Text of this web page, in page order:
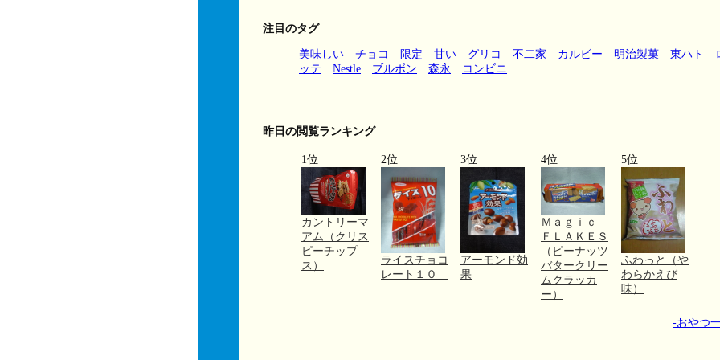
注目のタグ
美味しい チョコ 限定 甘い グリコ 不二家 カルビー 明治製菓 東ハト
ッテ
Nestle ブルボン 森永 コンビニ
昨日の閲覧ランキング
1位
カントリーマ
アム（クリス
ピーチップ
ス）
2位
ライスチョコ
レート１０
3位
アーモンド効
果
4位
Ｍａｇｉｃ
ＦＬＡＫＥＳ
（ピーナッツ
バタークリー
ムクラッカ
ー）
5位
ふわっと（や
わらかえび
味）
-おやつ